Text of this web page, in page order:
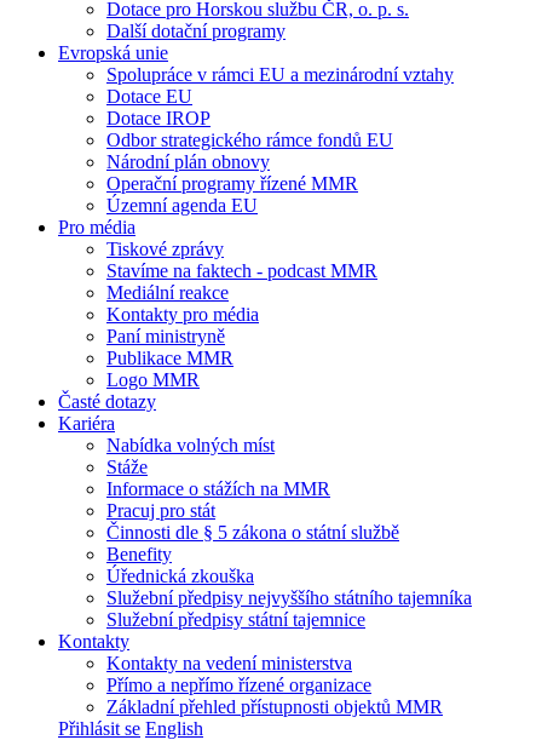
Dotace pro Horskou službu ČR, o. p. s.
Další dotační programy
Evropská unie
Spolupráce v rámci EU a mezinárodní vztahy
Dotace EU
Dotace IROP
Odbor strategického rámce fondů EU
Národní plán obnovy
Operační programy řízené MMR
Územní agenda EU
Pro média
Tiskové zprávy
Stavíme na faktech - podcast MMR
Mediální reakce
Kontakty pro média
Paní ministryně
Publikace MMR
Logo MMR
Časté dotazy
Kariéra
Nabídka volných míst
Stáže
Informace o stážích na MMR
Pracuj pro stát
Činnosti dle § 5 zákona o státní službě
Benefity
Úřednická zkouška
Služební předpisy nejvyššího státního tajemníka
Služební předpisy státní tajemnice
Kontakty
Kontakty na vedení ministerstva
Přímo a nepřímo řízené organizace
Základní přehled přístupnosti objektů MMR
Přihlásit se English